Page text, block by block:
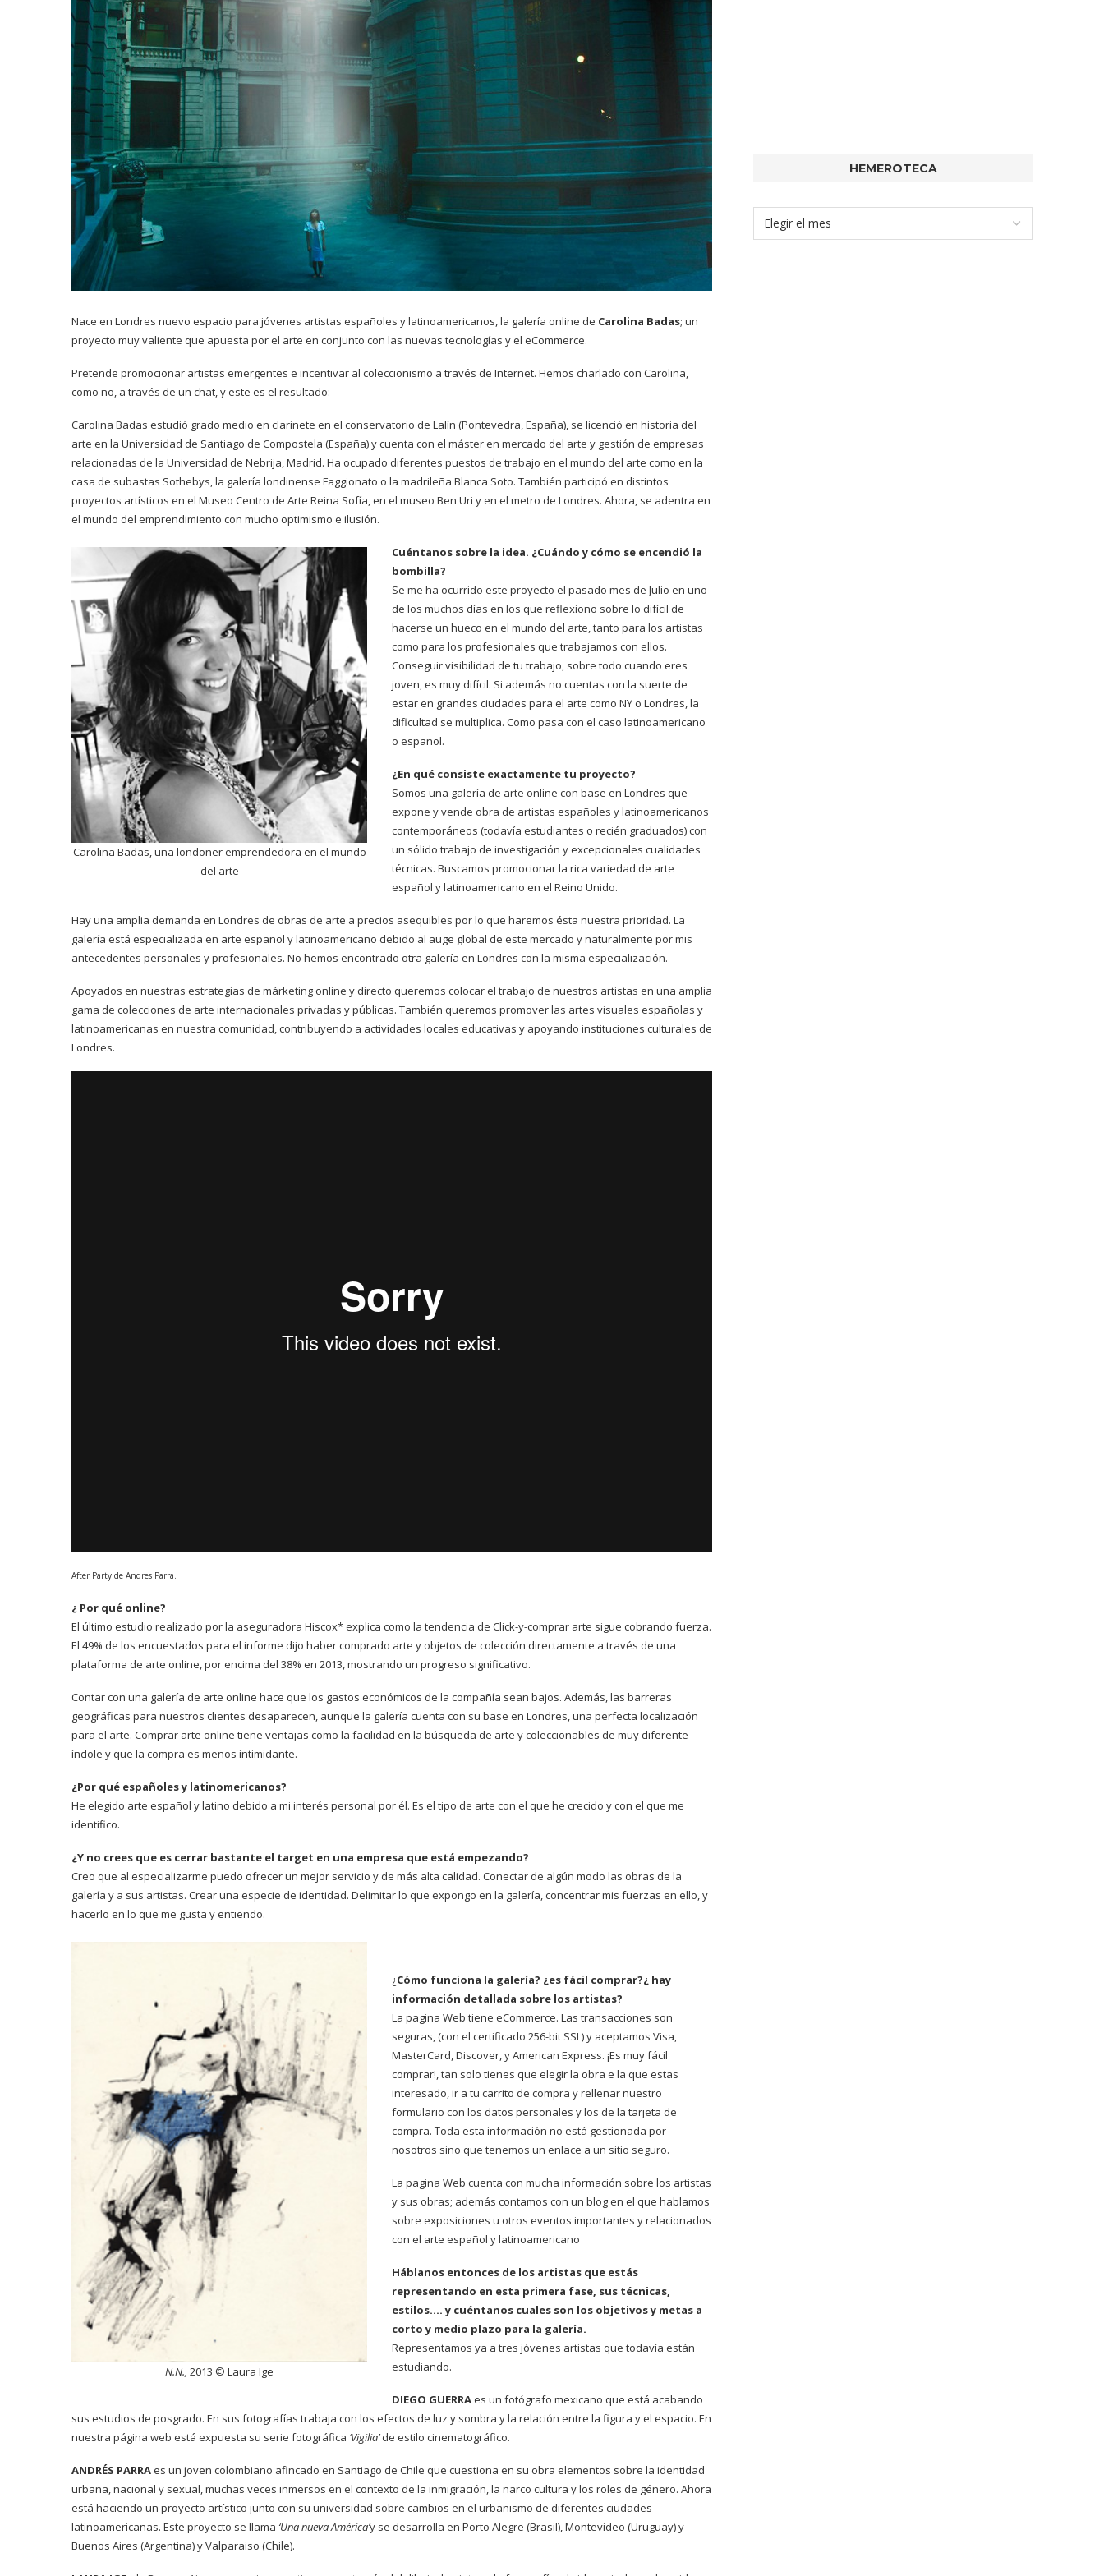
Nace en Londres nuevo espacio para jóvenes artistas españoles y latinoamericanos, la galería online de Carolina Badas; un
proyecto muy valiente que apuesta por el arte en conjunto con las nuevas tecnologías y el eCommerce.
Pretende promocionar artistas emergentes e incentivar al coleccionismo a través de Internet. Hemos charlado con Carolina,
como no, a través de un chat, y este es el resultado:
Carolina Badas estudió grado medio en clarinete en el conservatorio de Lalín (Pontevedra, España), se licenció en historia del
arte en la Universidad de Santiago de Compostela (España) y cuenta con el máster en mercado del arte y gestión de empresas
relacionadas de la Universidad de Nebrija, Madrid. Ha ocupado diferentes puestos de trabajo en el mundo del arte como en la
casa de subastas Sothebys, la galería londinense Faggionato o la madrileña Blanca Soto. También participó en distintos
proyectos artísticos en el Museo Centro de Arte Reina Sofía, en el museo Ben Uri y en el metro de Londres. Ahora, se adentra en
el mundo del emprendimiento con mucho optimismo e ilusión.
Carolina Badas, una londoner emprendedora en el mundo
del arte
Cuéntanos sobre la idea. ¿Cuándo y cómo se encendió la
bombilla?
Se me ha ocurrido este proyecto el pasado mes de Julio en uno
de los muchos días en los que reflexiono sobre lo difícil de
hacerse un hueco en el mundo del arte, tanto para los artistas
como para los profesionales que trabajamos con ellos.
Conseguir visibilidad de tu trabajo, sobre todo cuando eres
joven, es muy difícil. Si además no cuentas con la suerte de
estar en grandes ciudades para el arte como NY o Londres, la
dificultad se multiplica. Como pasa con el caso latinoamericano
o español.
¿En qué consiste exactamente tu proyecto?
Somos una galería de arte online con base en Londres que
expone y vende obra de artistas españoles y latinoamericanos
contemporáneos (todavía estudiantes o recién graduados) con
un sólido trabajo de investigación y excepcionales cualidades
técnicas. Buscamos promocionar la rica variedad de arte
español y latinoamericano en el Reino Unido.
Hay una amplia demanda en Londres de obras de arte a precios asequibles por lo que haremos ésta nuestra prioridad. La
galería está especializada en arte español y latinoamericano debido al auge global de este mercado y naturalmente por mis
antecedentes personales y profesionales. No hemos encontrado otra galería en Londres con la misma especialización.
Apoyados en nuestras estrategias de márketing online y directo queremos colocar el trabajo de nuestros artistas en una amplia
gama de colecciones de arte internacionales privadas y públicas. También queremos promover las artes visuales españolas y
latinoamericanas en nuestra comunidad, contribuyendo a actividades locales educativas y apoyando instituciones culturales de
Londres.
After Party de Andres Parra.
¿ Por qué online?
El último estudio realizado por la aseguradora Hiscox* explica como la tendencia de Click-y-comprar arte sigue cobrando fuerza.
El 49% de los encuestados para el informe dijo haber comprado arte y objetos de colección directamente a través de una
plataforma de arte online, por encima del 38% en 2013, mostrando un progreso significativo.
Contar con una galería de arte online hace que los gastos económicos de la compañía sean bajos. Además, las barreras
geográficas para nuestros clientes desaparecen, aunque la galería cuenta con su base en Londres, una perfecta localización
para el arte. Comprar arte online tiene ventajas como la facilidad en la búsqueda de arte y coleccionables de muy diferente
índole y que la compra es menos intimidante.
¿Por qué españoles y latinomericanos?
He elegido arte español y latino debido a mi interés personal por él. Es el tipo de arte con el que he crecido y con el que me
identifico.
¿Y no crees que es cerrar bastante el target en una empresa que está empezando?
Creo que al especializarme puedo ofrecer un mejor servicio y de más alta calidad. Conectar de algún modo las obras de la
galería y a sus artistas. Crear una especie de identidad. Delimitar lo que expongo en la galería, concentrar mis fuerzas en ello, y
hacerlo en lo que me gusta y entiendo.
N.N., 2013 © Laura Ige
¿Cómo funciona la galería? ¿es fácil comprar?¿ hay
información detallada sobre los artistas?
La pagina Web tiene eCommerce. Las transacciones son
seguras, (con el certificado 256-bit SSL) y aceptamos Visa,
MasterCard, Discover, y American Express. ¡Es muy fácil
comprar!, tan solo tienes que elegir la obra e la que estas
interesado, ir a tu carrito de compra y rellenar nuestro
formulario con los datos personales y los de la tarjeta de
compra. Toda esta información no está gestionada por
nosotros sino que tenemos un enlace a un sitio seguro.
La pagina Web cuenta con mucha información sobre los artistas
y sus obras; además contamos con un blog en el que hablamos
sobre exposiciones u otros eventos importantes y relacionados
con el arte español y latinoamericano
Háblanos entonces de los artistas que estás
representando en esta primera fase, sus técnicas,
estilos…. y cuéntanos cuales son los objetivos y metas a
corto y medio plazo para la galería.
Representamos ya a tres jóvenes artistas que todavía están
estudiando.
DIEGO GUERRAes un fotógrafo mexicano que está acabando
sus estudios de posgrado. En sus fotografías trabaja con los efectos de luz y sombra y la relación entre la figura y el espacio. En
nuestra página web está expuesta su serie fotográfica ‘Vigilia’de estilo cinematográfico.
ANDRÉS PARRAes un joven colombiano afincado en Santiago de Chile que cuestiona en su obra elementos sobre la identidad
urbana, nacional y sexual, muchas veces inmersos en el contexto de la inmigración, la narco cultura y los roles de género. Ahora
está haciendo un proyecto artístico junto con su universidad sobre cambios en el urbanismo de diferentes ciudades
latinoamericanas. Este proyecto se llama ‘Una nueva América’y se desarrolla en Porto Alegre (Brasil), Montevideo (Uruguay) y
Buenos Aires (Argentina) y Valparaiso (Chile).
HEMEROTECA